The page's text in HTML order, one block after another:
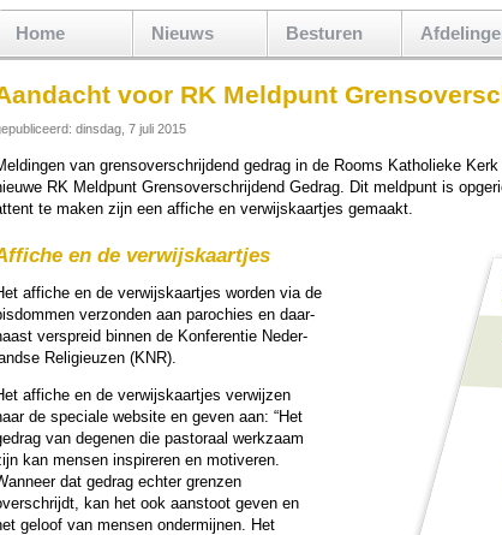
Home Nieuws Besturen
voor RK Meldpunt
dinsdag, 7 juli 2015
van grens­over­schrij­dend gedrag in de Rooms Katho­lieke
RK Meld­punt Grens­over­schrij­dend Gedrag. Dit meld­punt is
te maken zijn een affiche en ver­wijs­kaar­tjes gemaakt.
en de ver­wijs­kaar­tjes
affiche en de ver­wijs­kaar­tjes wor­den via de
verzon­den aan pa­ro­chies en daar­
verspreid binnen de Kon­fe­ren­tie Neder­
Reli­gi­euzen (KNR).
affiche en de ver­wijs­kaar­tjes ver­wij­zen
de speciale web­si­te en geven aan: “Het
van degenen die pas­to­raal werk­zaam
kan mensen in­spi­re­ren en motiveren.
dat gedrag echter grenzen
kan het ook aanstoot geven en
geloof van mensen ondermijnen. Het